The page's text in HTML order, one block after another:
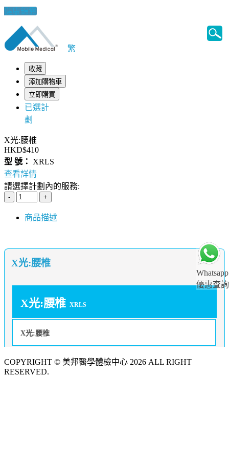
健康錦囊
Whatsapp
優惠查詢
繁
收藏
添加購物車
立即購買
已選計
劃
X光:腰椎
HKD$410
型 號：
XRLS
查看詳情
請選擇計劃內的服務:
商品描述
X光:腰椎
X光:腰椎 XRLS
X光:腰椎
COPYRIGHT © 美邦醫學體檢中心 2026 ALL RIGHT
RESERVED.